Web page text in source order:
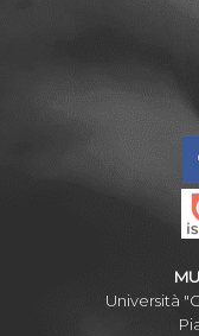
Università